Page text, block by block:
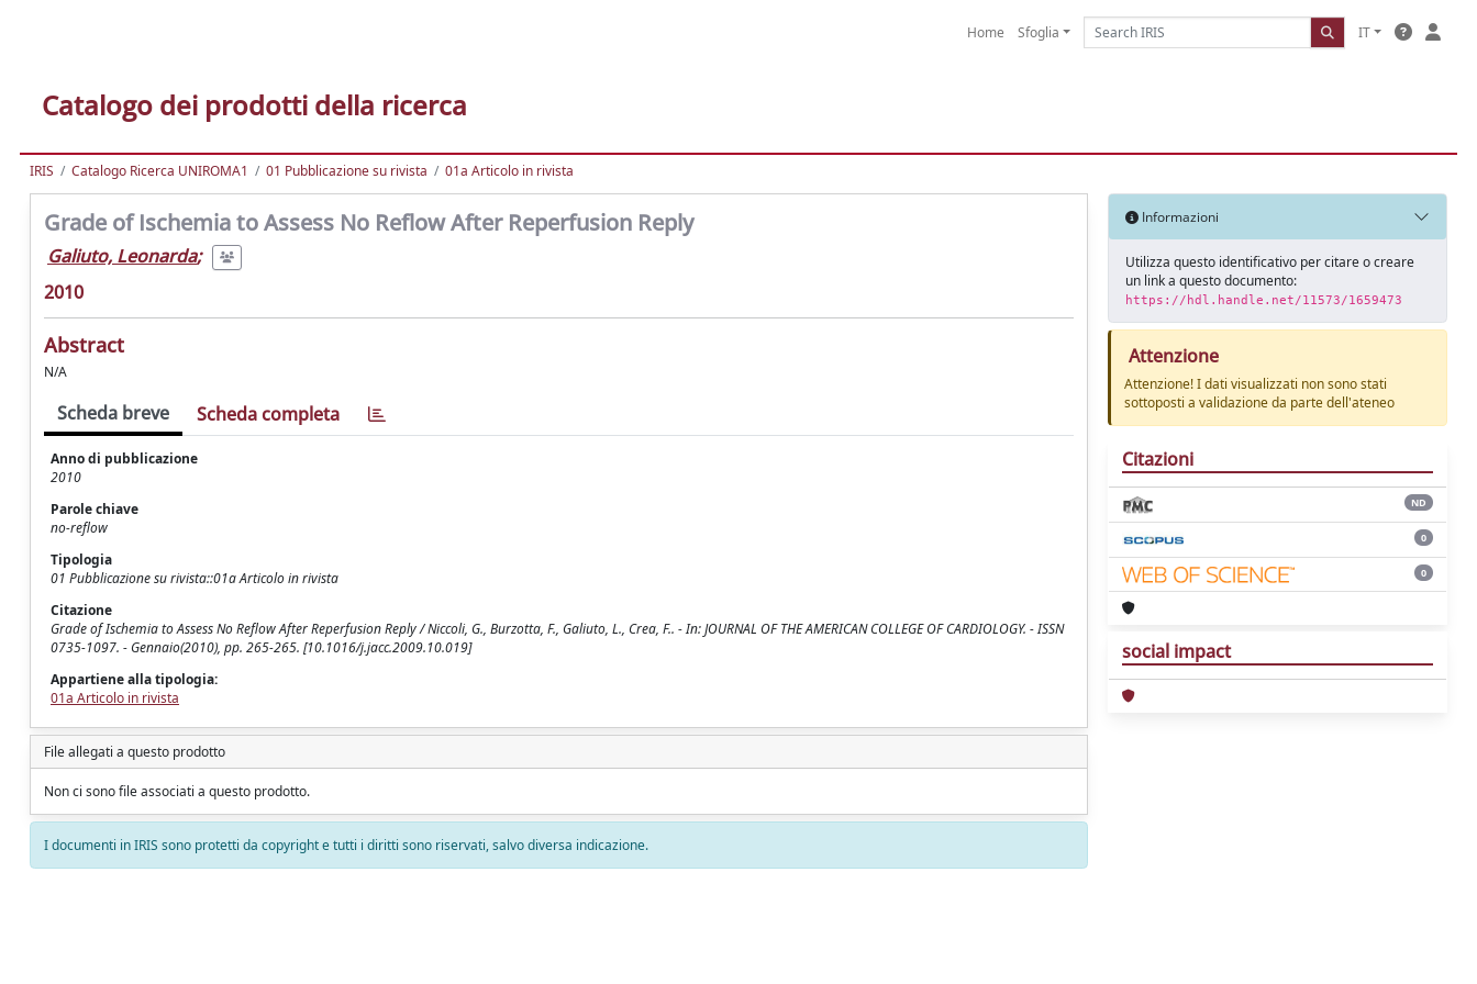
Home Sfoglia IT
Catalogo dei prodotti della ricerca
IRIS Catalogo Ricerca UNIROMA1 01 Pubblicazione su rivista 01a Articolo in rivista
Grade of Ischemia to Assess No Reflow After Reperfusion Reply
Galiuto, Leonarda;
2010
Abstract
N/A
Scheda breve Scheda completa
Anno di pubblicazione
2010
Parole chiave
no-reflow
Tipologia
01 Pubblicazione su rivista::01a Articolo in rivista
Citazione
Grade of Ischemia to Assess No Reflow After Reperfusion Reply / Niccoli, G., Burzotta, F., Galiuto, L., Crea, F.. - In: JOURNAL OF THE AMERICAN COLLEGE OF CARDIOLOGY. - ISSN
0735-1097. - Gennaio(2010), pp. 265-265. [10.1016/j.jacc.2009.10.019]
Appartiene alla tipologia:
01a Articolo in rivista
File allegati a questo prodotto
Non ci sono file associati a questo prodotto.
I documenti in IRIS sono protetti da copyright e tutti i diritti sono riservati, salvo diversa indicazione.
Informazioni
Utilizza questo identificativo per citare o creare
un link a questo documento:
https://hdl.handle.net/11573/1659473
Attenzione
Attenzione! I dati visualizzati non sono stati
sottoposti a validazione da parte dell'ateneo
Citazioni
ND
0
0
social impact